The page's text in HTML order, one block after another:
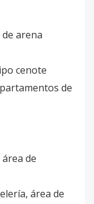
arena
cenote
de
de
área de